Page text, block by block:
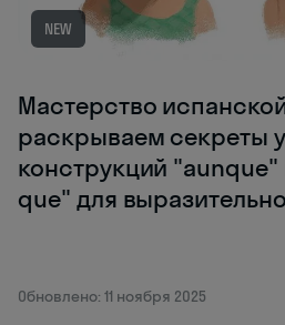
NEW
Мастерство
раскрываем секреты
конструкций
que" для
Обновлено: 11 ноября 2025